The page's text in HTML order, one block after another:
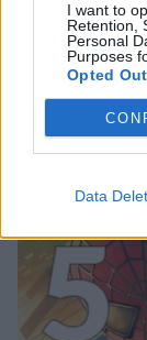
I want to
Retention,
Personal
Purposes
Opted Out
Data
UUTISET
Kela
5